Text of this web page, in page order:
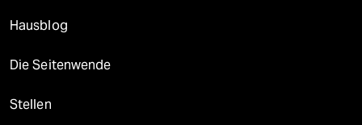
Hausblog
Die Seitenwende
Stellen